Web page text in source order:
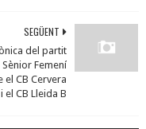
SEGÜENT
del partit
Femení
el CB Cervera
i el CB Lleida B